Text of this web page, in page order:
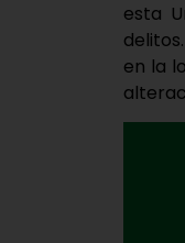
esta
en la